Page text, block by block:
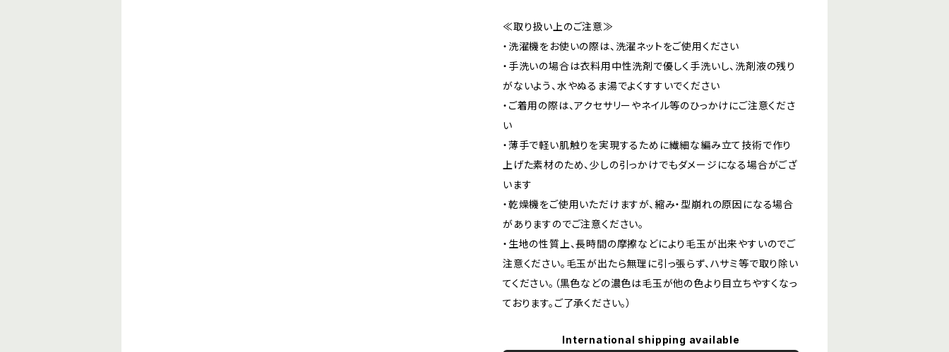
≪取り扱い上のご注意≫
・洗濯機をお使いの際は、洗濯ネットをご使用ください
・手洗いの場合は衣料用中性洗剤で優しく手洗いし、洗剤液の残り
がないよう、水やぬるま湯でよくすすいでください
・ご着用の際は、アクセサリーやネイル等のひっかけにご注意くださ
い
・薄手で軽い肌触りを実現するために繊細な編み立て技術で作り
上げた素材のため、少しの引っかけでもダメージになる場合がござ
います
・乾燥機をご使用いただけますが、縮み・型崩れの原因になる場合
がありますのでご注意ください。
・生地の性質上、長時間の摩擦などにより毛玉が出来やすいのでご
注意ください。毛玉が出たら無理に引っ張らず、ハサミ等で取り除い
てください。（黒色などの濃色は毛玉が他の色より目立ちやすくなっ
ております。ご了承ください。）
International shipping available